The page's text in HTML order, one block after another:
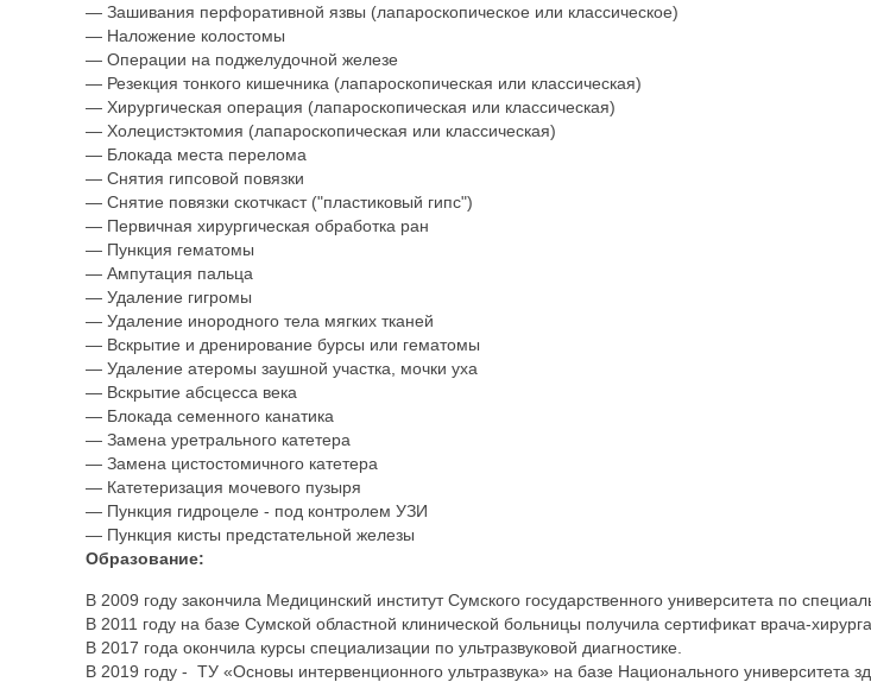
— Зашивания перфоративной язвы (лапароскопическое или классическое)
— Наложение колостомы
— Операции на поджелудочной железе
— Резекция тонкого кишечника (лапароскопическая или классическая)
— Хирургическая операция (лапароскопическая или классическая)
— Холецистэктомия (лапароскопическая или классическая)
— Блокада места перелома
— Снятия гипсовой повязки
— Снятие повязки скотчкаст ("пластиковый гипс")
— Первичная хирургическая обработка ран
— Пункция гематомы
— Ампутация пальца
— Удаление гигромы
— Удаление инородного тела мягких тканей
— Вскрытие и дренирование бурсы или гематомы
— Удаление атеромы заушной участка, мочки уха
— Вскрытие абсцесса века
— Блокада семенного канатика
— Замена уретрального катетера
— Замена цистостомичного катетера
— Катетеризация мочевого пузыря
— Пункция гидроцеле - под контролем УЗИ
— Пункция кисты предстательной железы
Образование:
В 2009 году закончила Медицинский институт Сумского государственного университета по
В 2011 году на базе Сумской областной клинической больницы получила сертификат врача-хирурга.
В 2017 года окончила курсы специализации по ультразвуковой диагностике.
В 2019 году - ТУ «Основы интервенционного ультразвука» на базе Национального университета